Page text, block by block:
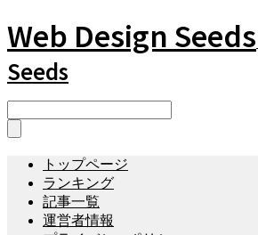
Web Design Seeds
Seeds
トップページ
ランキング
記事一覧
運営者情報